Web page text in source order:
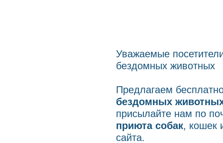
Уважаемые
бездомных животных
Предлагаем
бездомных
присылайте нам по
приюта собак, кошек
сайта.